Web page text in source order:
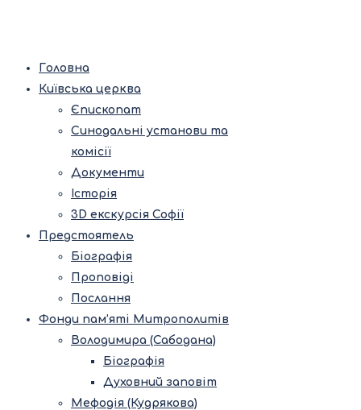
Головна
Київська церква
Єпископат
Синодальні установи та
комісії
Документи
Історія
3D екскурсія Софії
Предстоятель
Біографія
Проповіді
Послання
Фонди пам’яті Митрополитів
Володимира (Сабодана)
Біографія
Духовний заповіт
Мефодія (Кудрякова)